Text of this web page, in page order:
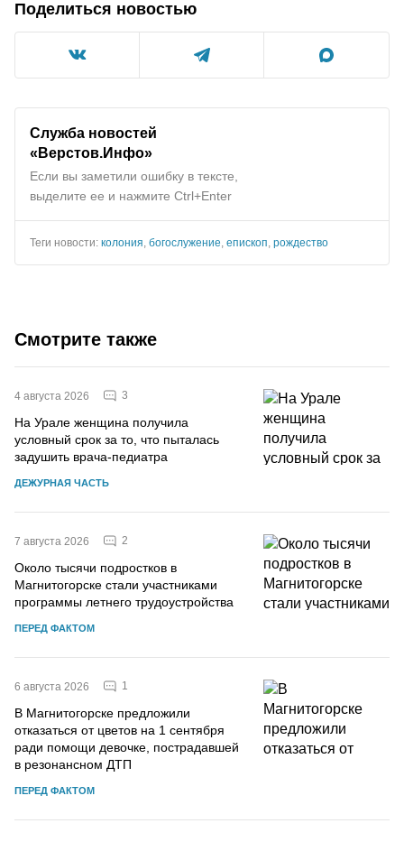
Поделиться новостью
Служба новостей
«Верстов.Инфо»
Если вы заметили ошибку в тексте,
выделите ее и нажмите Ctrl+Enter
Теги новости: колония богослужение епископ рождество
Смотрите также
4 августа 2026 3
На Урале женщина получила
условный срок за то, что пыталась
задушить врача-педиатра
ДЕЖУРНАЯ ЧАСТЬ
7 августа 2026 2
Около тысячи подростков в
Магнитогорске стали участниками
программы летнего трудоустройства
ПЕРЕД ФАКТОМ
6 августа 2026 1
В Магнитогорске предложили
отказаться от цветов на 1 сентября
ради помощи девочке, пострадавшей
в резонансном ДТП
ПЕРЕД ФАКТОМ